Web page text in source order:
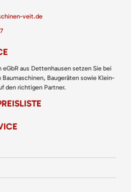
veit.de
aus Dettenhausen setzen Sie bei
Baugeräten sowie Klein-
den richtigen Partner.